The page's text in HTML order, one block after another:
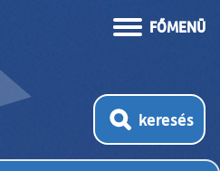
FŐMENÜ
keresés